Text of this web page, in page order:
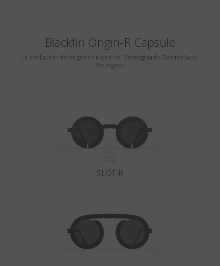
Blackfin Origin-R Capsule
La evolución de orígenes icónicos. Reimaginado. Rediseñado.
Recargado.
SLOT-R